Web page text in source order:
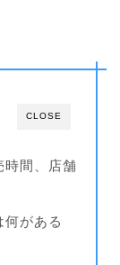
CLOSE
時間、店舗
がある